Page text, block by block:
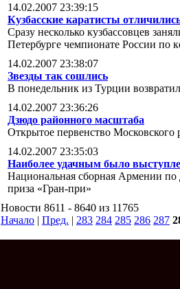
14.02.2007 23:39:15
Кузбасские каратисты
Сразу несколько кузбассовцев
Петербурге чемпионате России по
14.02.2007 23:38:07
Звезды так сошлись
В понедельник из Турции
14.02.2007 23:36:26
Дзюдо районного масштаба
Открытое первенство Московского
14.02.2007 23:35:03
Наиболее удачным было
Национальная сборная Армении
приза «Гран-при»
Новости 8611 - 8640 из 11765
Начало | Пред. | 283 284 285 286 287